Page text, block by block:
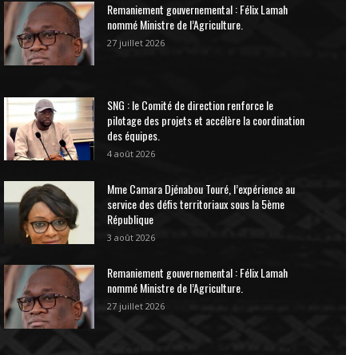
Remaniement gouvernemental : Félix Lamah
nommé Ministre de l’Agriculture.
27 juillet 2026
SNG : le Comité de direction renforce le
pilotage des projets et accélère la coordination
des équipes.
4 août 2026
Mme Camara Djénabou Touré, l’expérience au
service des défis territoriaux sous la 5ème
République
3 août 2026
Remaniement gouvernemental : Félix Lamah
nommé Ministre de l’Agriculture.
27 juillet 2026